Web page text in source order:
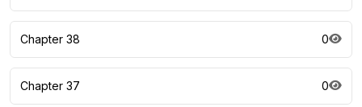
Chapter 38 0
Chapter 37 0